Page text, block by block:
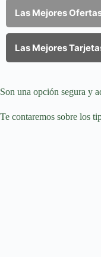
Las Mejores
Las Mejores
Son una opción segura y
Te contaremos sobre los